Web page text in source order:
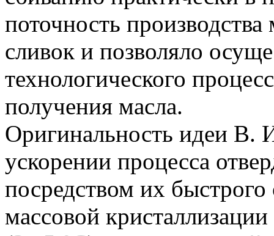
поточность
сливок и позволяло
технологического
получения масла.
Оригинальность идеи В.
ускорении процесса
посредством их
массовой